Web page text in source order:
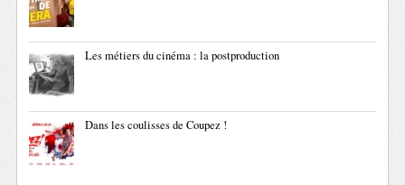
Les métiers du cinéma : la postproduction
Dans les coulisses de Coupez !